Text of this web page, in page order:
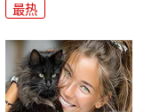
最热